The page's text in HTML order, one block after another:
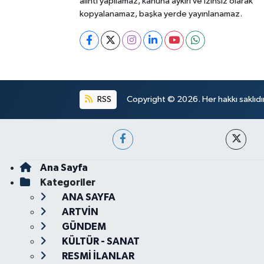
kopyalanamaz, başka yerde yayınlanamaz.
RSS Copyright © 2026. Her hakkı
Ana Sayfa
Kategoriler
ANA SAYFA
ARTVİN
GÜNDEM
KÜLTÜR - SANAT
RESMİ İLANLAR